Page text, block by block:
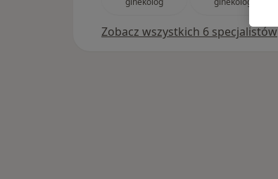
Zobacz wszystkich 6 specjalistów